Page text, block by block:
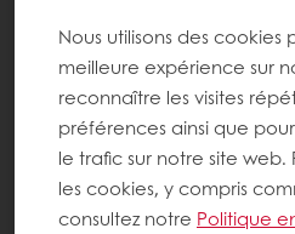
Nous utilisons des cookies
meilleure expérience sur
reconnaître les visites
préférences ainsi que
le trafic sur notre site web.
les cookies, y compris
consultez notre Politique